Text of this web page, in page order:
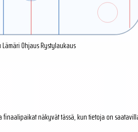
LämäriOhjausRystylaukaus
näkyvät tässä, kun tietoja on